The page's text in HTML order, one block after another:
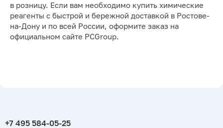
в розницу. Если вам необходимо купить химические
реагенты с быстрой и бережной доставкой в Ростове-
на-Дону и по всей России, оформите заказ на
официальном сайте PCGroup.